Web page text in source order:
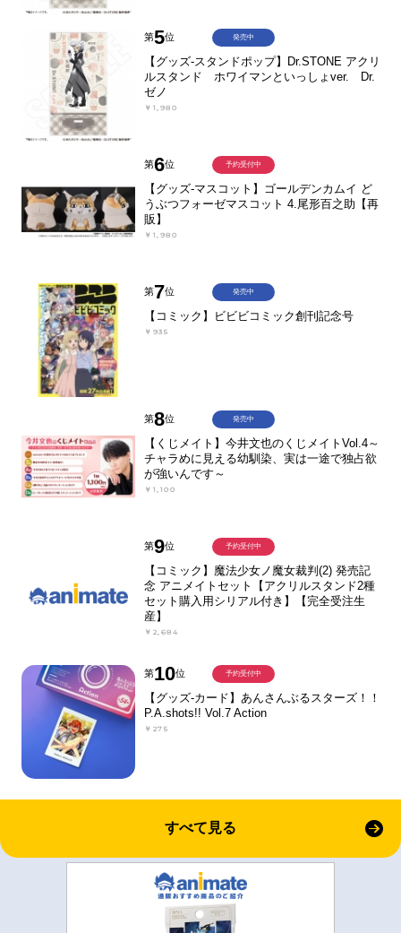
第5位
【グッズ-スタンドポップ】Dr.STONE アクリ
ルスタンド ホワイマンといっしょver. Dr.
ゼノ
￥1,980
発売中
第6位
【グッズ-マスコット】ゴールデンカムイ ど
うぶつフォーゼマスコット 4.尾形百之助【再
販】
￥1,980
予約受付中
第7位
【コミック】ビビビコミック創刊記念号
￥935
発売中
第8位
【くじメイト】今井文也のくじメイトVol.4～
チャラめに見える幼馴染、実は一途で独占欲
が強いんです～
￥1,100
発売中
第9位
【コミック】魔法少女ノ魔女裁判(2) 発売記
念 アニメイトセット【アクリルスタンド2種
セット購入用シリアル付き】【完全受注生
産】
￥2,684
予約受付中
第10位
【グッズ-カード】あんさんぶるスターズ！！
P.A.shots!! Vol.7 Action
￥275
予約受付中
すべて見る